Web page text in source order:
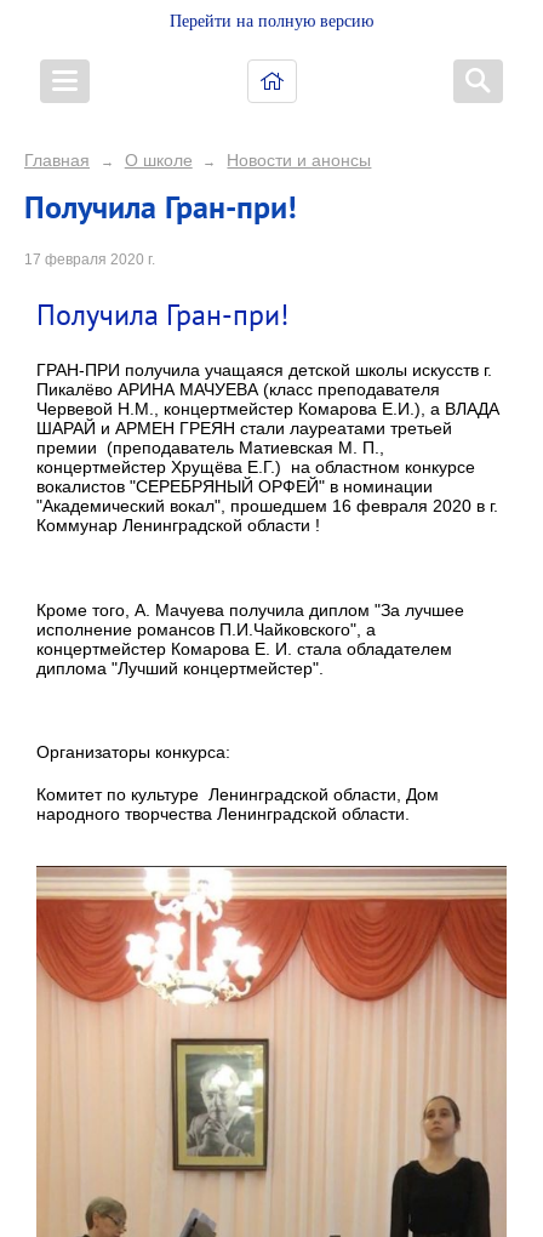
Перейти на полную версию
Главная → О школе → Новости и анонсы
Получила Гран-при!
17 февраля 2020 г.
Получила Гран-при!
ГРАН-ПРИ получила учащаяся детской школы искусств г.
Пикалёво АРИНА МАЧУЕВА (класс преподавателя
Червевой Н.М., концертмейстер Комарова Е.И.), а ВЛАДА
ШАРАЙ и АРМЕН ГРЕЯН стали лауреатами третьей
премии (преподаватель Матиевская М. П.,
концертмейстер Хрущёва Е.Г.) на областном конкурсе
вокалистов "СЕРЕБРЯНЫЙ ОРФЕЙ" в номинации
"Академический вокал", прошедшем 16 февраля 2020 в г.
Коммунар Ленинградской области !
Кроме того, А. Мачуева получила диплом "За лучшее
исполнение романсов П.И.Чайковского", а
концертмейстер Комарова Е. И. стала обладателем
диплома "Лучший концертмейстер".
Организаторы конкурса:
Комитет по культуре Ленинградской области, Дом
народного творчества Ленинградской области.